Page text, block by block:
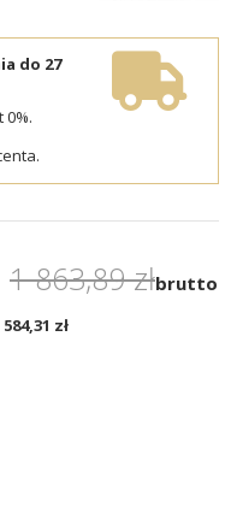
do 27
1 863,89 złbrutto
584,31 zł